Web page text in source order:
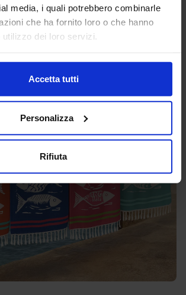
media, i quali potrebbero combinarle
che ha fornito loro o che hanno
dei loro servizi.
Accetta tutti
Personalizza
Rifiuta